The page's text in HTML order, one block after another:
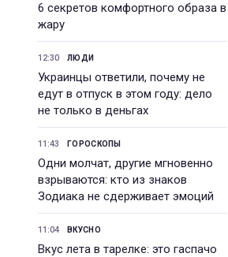
6 секретов комфортного образа в
жару
12:30 ЛЮДИ
Украинцы ответили, почему не
едут в отпуск в этом году: дело
не только в деньгах
11:43 ГОРОСКОПЫ
Одни молчат, другие мгновенно
взрываются: кто из знаков
Зодиака не сдерживает эмоций
11:04 ВКУСНО
Вкус лета в тарелке: это гаспачо